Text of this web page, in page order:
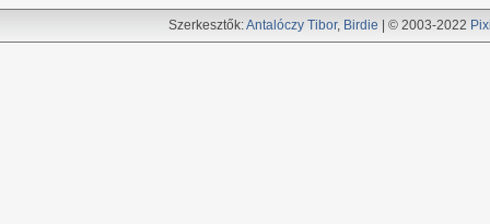
Szerkesztők:Antalóczy Tibor, Birdie | © 2003-2022